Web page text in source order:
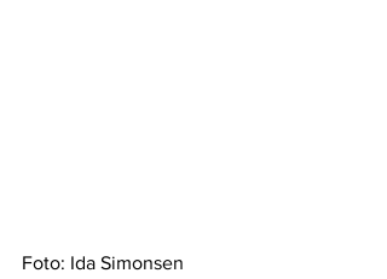
Foto: Ida Simonsen